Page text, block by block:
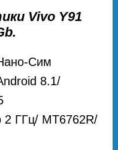
Vivo Y91
Сим
8.1/
ГГц/ MT6762R/